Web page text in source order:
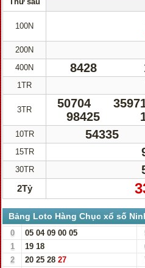
100N
200N
400N 8428
1TR
3TR 50704
98425
10TR 54335
15TR
30TR
2Tỷ
Bảng Loto Hàng Chục xổ số
0 05 04 09 00 05
1
19 18
2
20 25 28 27